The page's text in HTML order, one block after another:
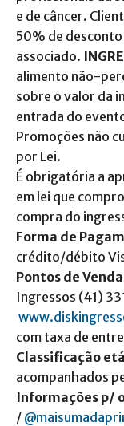
e de câncer.
50% de
associado.
alimento não-
sobre o valor da
entrada do
Promoções não
por Lei.
É obrigatória a
em lei que
compra do
Forma de
crédito/débito
Pontos de
Ingressos (41)
com taxa de
Classificação
acompanhados
Informações p/
/